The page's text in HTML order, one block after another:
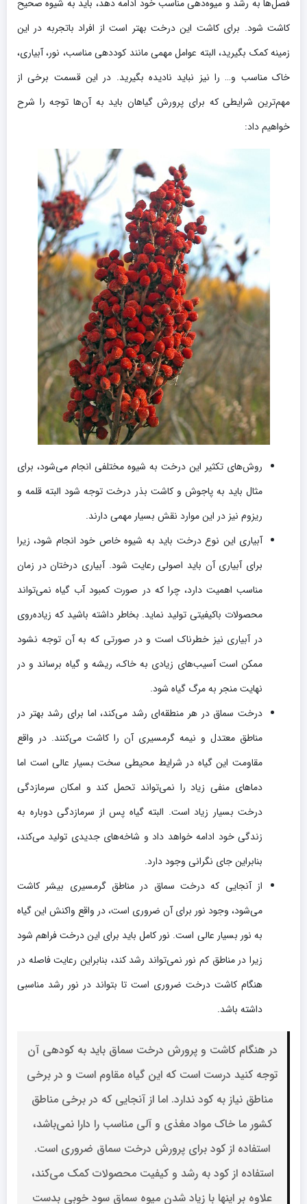
فصل‌ها به رشد و میوه‌دهی مناسب خود ادامه دهد، باید به شیوه صحیح
کاشت شود. برای کاشت این درخت بهتر است از افراد باتجربه در این
زمینه کمک بگیرید، البته عوامل مهمی مانند کوددهی مناسب، نور، آبیاری،
خاک مناسب و… را نیز نباید نادیده بگیرید. در این قسمت برخی از
مهم‌ترین شرایطی که برای پرورش گیاهان باید به آن‌ها توجه را شرح
خواهیم داد:
روش‌های تکثیر این درخت به شیوه مختلفی انجام می‌شود، برای
مثال باید به پاجوش و کاشت بذر درخت توجه شود البته قلمه و
ریزوم نیز در این موارد نقش بسیار مهمی دارند.
آبیاری این نوع درخت باید به شیوه خاص خود انجام شود، زیرا
برای آبیاری آن باید اصولی رعایت شود. آبیاری درختان در زمان
مناسب اهمیت دارد، چرا که در صورت کمبود آب گیاه نمی‌تواند
محصولات باکیفیتی تولید نماید. بخاطر داشته باشید که زیاده‌روی
در آبیاری نیز خطرناک است و در صورتی که به آن توجه نشود
ممکن است آسیب‌های زیادی به خاک، ریشه و گیاه برساند و در
نهایت منجر به مرگ گیاه شود.
درخت سماق در هر منطقه‌ای رشد می‌کند، اما برای رشد بهتر در
مناطق معتدل و نیمه گرمسیری آن را کاشت می‌کنند. در واقع
مقاومت این گیاه در شرایط‌ محیطی سخت بسیار عالی است اما
دماهای منفی زیاد را نمی‌تواند تحمل کند و امکان سرمازدگی
درخت بسیار زیاد است. البته گیاه پس از سرمازدگی دوباره به
زندگی خود ادامه خواهد داد و شاخه‌های جدیدی تولید می‌کند،
بنابراین جای نگرانی وجود دارد.
از آنجایی که درخت سماق در مناطق گرمسیری بیشر کاشت
می‌شود، وجود نور برای آن ضروری است، در واقع واکنش این گیاه
به نور بسیار عالی است. نور کامل باید برای این درخت فراهم شود
زیرا در مناطق کم نور نمی‌تواند رشد کند، بنابراین رعایت فاصله در
هنگام کاشت درخت ضروری است تا بتواند در نور رشد مناسبی
داشته باشد.
در هنگام کاشت و پرورش درخت سماق باید به کودهی آن
توجه کنید درست است که این گیاه مقاوم است و در برخی
مناطق نیاز به کود ندارد. اما از آنجایی که در برخی مناطق
کشور ما خاک مواد مغذی و آلی مناسب را دارا نمی‌باشد،
استفاده از کود برای پرورش درخت سماق ضروری است.
استفاده از کود به رشد و کیفیت محصولات کمک می‌کند،
علاوه بر اینها با زیاد شدن میوه سماق سود خوبی بدست